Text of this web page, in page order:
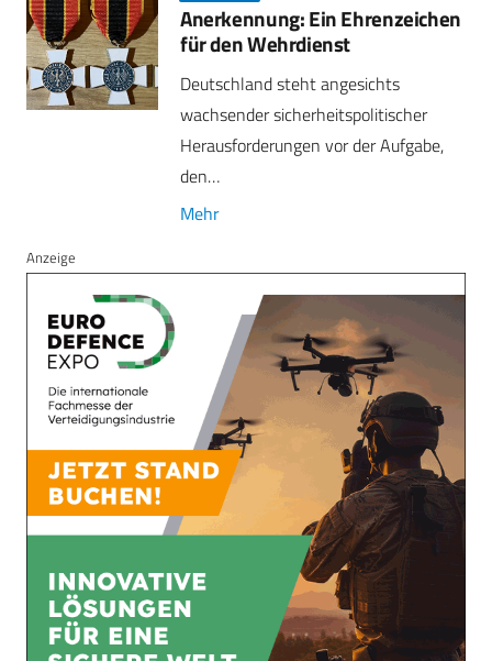
Anerkennung: Ein Ehrenzeichen
für den Wehrdienst
Deutschland steht angesichts
wachsender sicherheitspolitischer
Herausforderungen vor der Aufgabe,
den…
Mehr
Anzeige